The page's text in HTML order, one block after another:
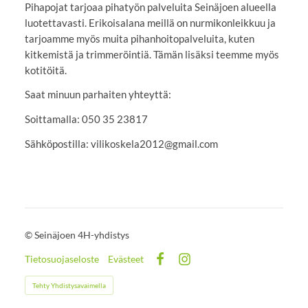
Pihapojat tarjoaa pihatyön palveluita Seinäjoen alueella
luotettavasti. Erikoisalana meillä on nurmikonleikkuu ja
tarjoamme myös muita pihanhoitopalveluita, kuten
kitkemistä ja trimmeröintiä. Tämän lisäksi teemme myös
kotitöitä.
Saat minuun parhaiten yhteyttä:
Soittamalla: 050 35 23817
Sähköpostilla: vilikoskela2012@gmail.com
©Seinäjoen 4H-yhdistys
Tietosuojaseloste
Evästeet
Tehty Yhdistysavaimella